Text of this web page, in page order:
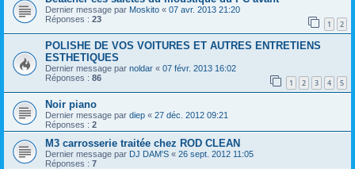
Dernier message par Moskito « 07 avr. 2013 21:20
Réponses : 23 1 2
POLISHE DE VOS VOITURES ET AUTRES ENTRETIENS
ESTHETIQUES
Dernier message par noldar « 07 févr. 2013 16:02
Réponses : 86 1 2 3 4 5
Noir piano
Dernier message par diep « 27 déc. 2012 09:21
Réponses : 2
M3 carrosserie traitée chez ROD CLEAN
Dernier message par DJ DAM'S « 26 sept. 2012 11:05
Réponses : 7